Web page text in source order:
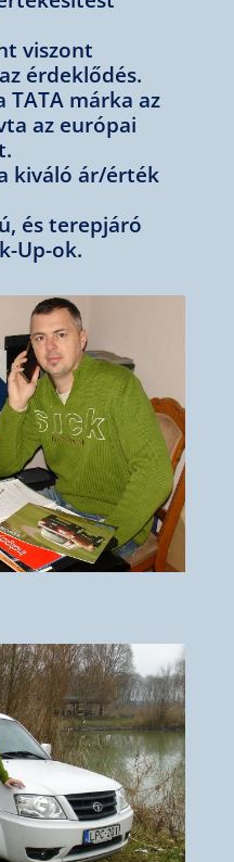
viszont
érdeklődés.
márka az
az európai
kiváló ár/érték
és terepjáró
Up-ok.